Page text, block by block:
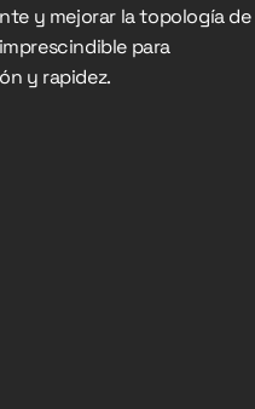
y mejorar la topología de
para
y rapidez.